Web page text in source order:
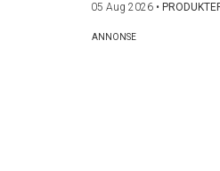
05 Aug 2026 •